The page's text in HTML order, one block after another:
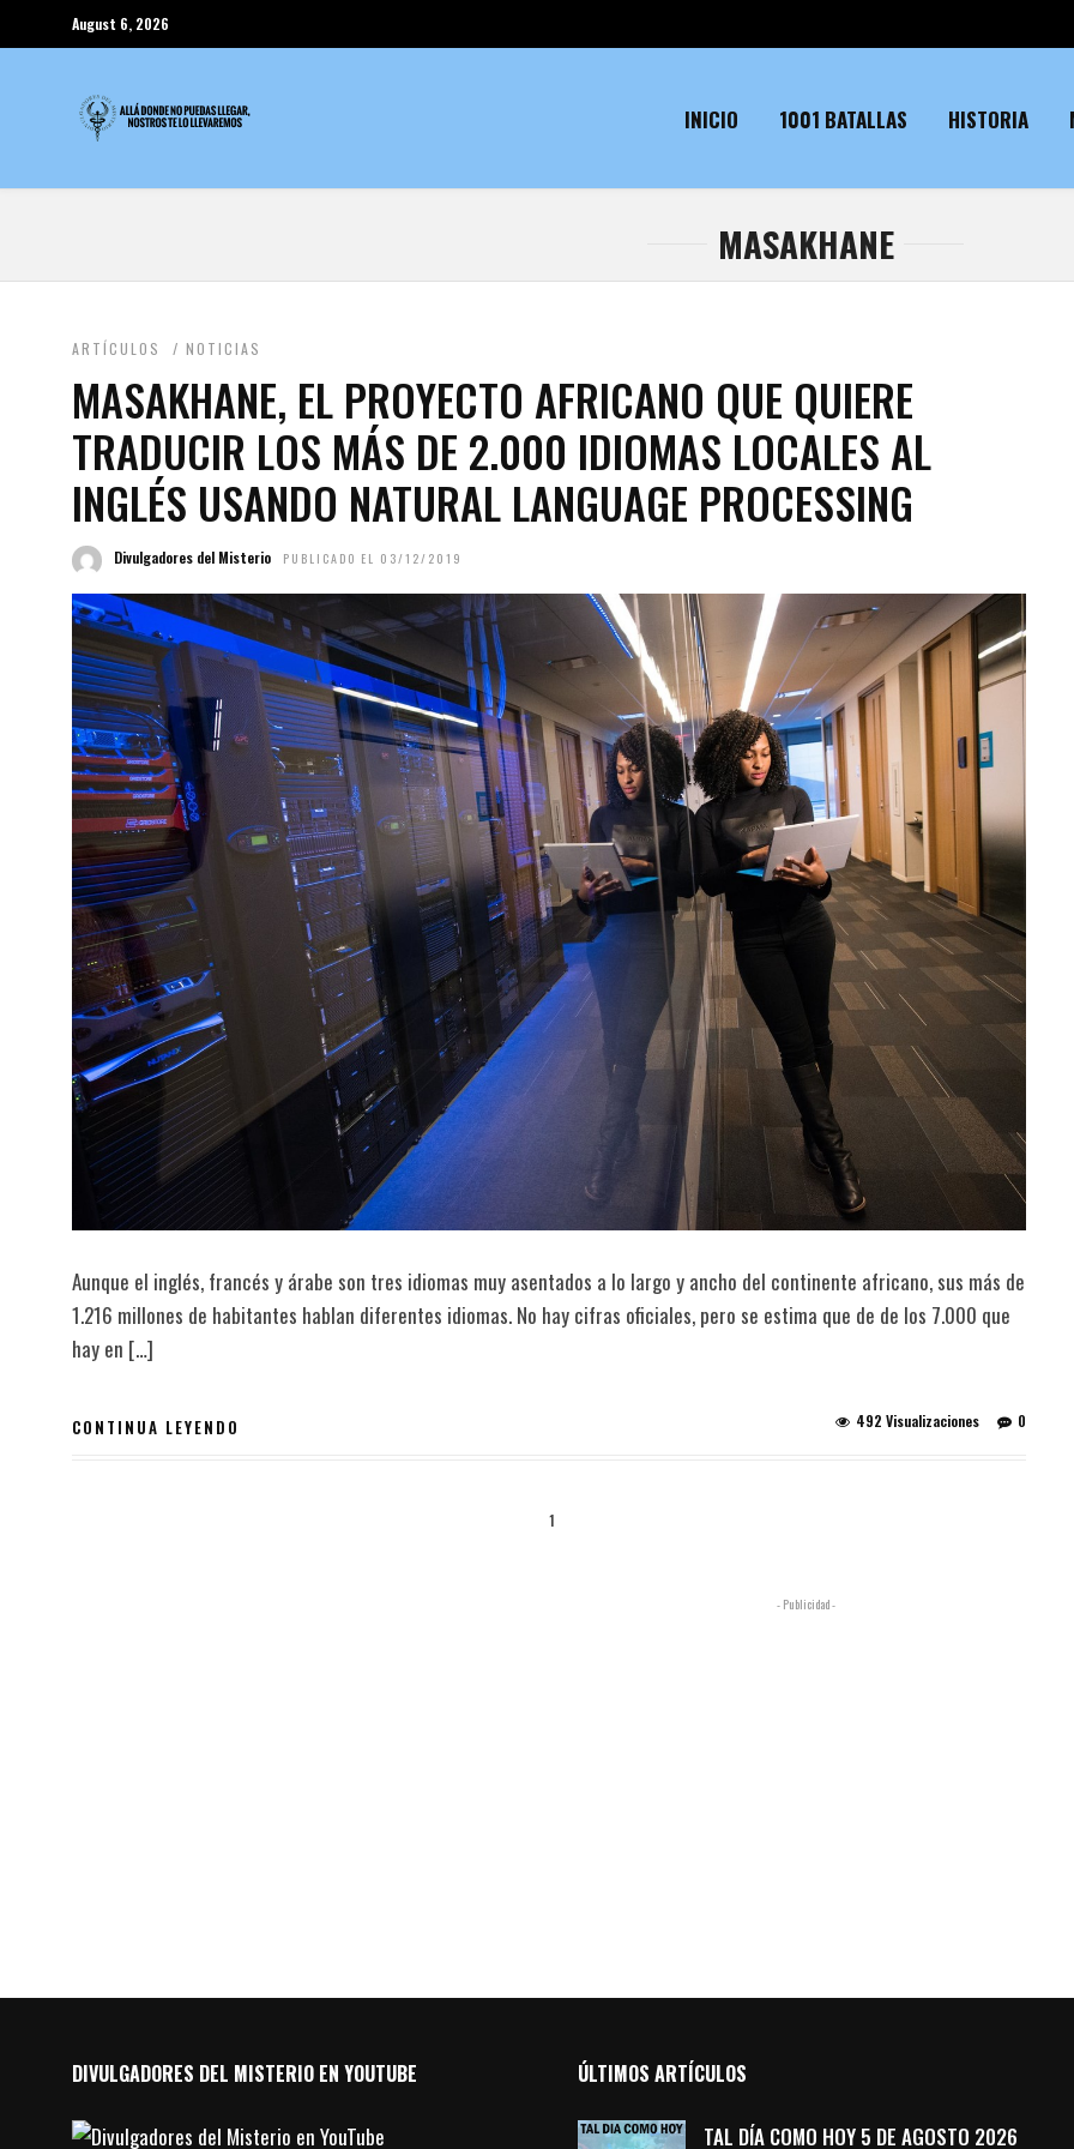
August 6, 2026
INICIO 1001 BATALLAS HISTORIA
MASAKHANE
ARTÍCULOS / NOTICIAS
MASAKHANE, EL PROYECTO AFRICANO QUE QUIERE
TRADUCIR LOS MÁS DE 2.000 IDIOMAS LOCALES AL
INGLÉS USANDO NATURAL LANGUAGE PROCESSING
Divulgadores del Misterio PUBLICADO EL 03/12/2019
Aunque el inglés, francés y árabe son tres idiomas muy asentados a lo largo y ancho del continente africano, sus más de
1.216 millones de habitantes hablan diferentes idiomas. No hay cifras oficiales, pero se estima que de de los 7.000 que
hay en […]
CONTINUA LEYENDO 0
492 Visualizaciones
1
- Publicidad -
DIVULGADORES DEL MISTERIO EN YOUTUBE ÚLTIMOS ARTÍCULOS
TAL DÍA COMO HOY 5 DE AGOSTO 2026